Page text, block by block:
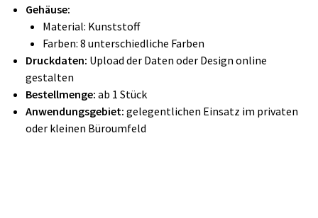
Gehäuse:
Material: Kunststoff
Farben: 8 unterschiedliche Farben
Druckdaten: Upload der Daten oder Design online
gestalten
Bestellmenge: ab 1 Stück
Anwendungsgebiet: gelegentlichen Einsatz im privaten
oder kleinen Büroumfeld